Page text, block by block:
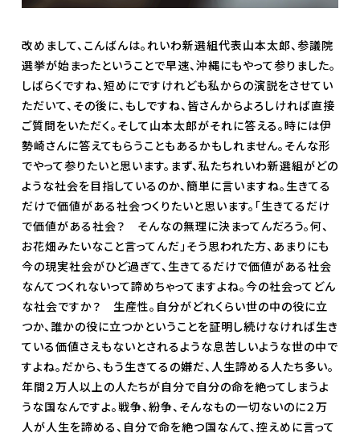
改めまして、こんばんは。れいわ新選組代表山本太郎、参議院
選挙が始まったということで早速、沖縄にもやって参りました。
しばらくですね、短めにですけれども私からの演説をさせてい
ただいて、その後に、もしですね、皆さんからよろしければ直接
ご質問をいただく。そして山本太郎がそれに答える。時には伊
勢崎さんに答えてもらうこともあるかもしれません。そんな形
でやって参りたいと思います。まず、私たちれいわ新選組がどの
ような社会を目指しているのか、簡単に言いますね。生きてる
だけで価値がある社会つくりたいと思います。「生きてるだけ
で価値がある社会？ そんなの無理に決まってんだろう。何、
お花畑みたいなこと言ってんだ」そう思われた方、あまりにも
今の現実社会がひど過ぎて、生きてるだけで価値がある社会
なんてつくれないって諦めちゃってますよね。今の社会ってどん
な社会ですか？ 生産性。自分がどれくらい世の中の役に立
つか、誰かの役に立つかということを証明し続けなければ生き
ている価値さえもないとされるような息苦しいような世の中で
すよね。だから、もう生きてるの嫌だ、人生諦める人たち多い。
年間２万人以上の人たちが自分で自分の命を絶ってしまうよ
うな国なんですよ。戦争、紛争、そんなもの一切ないのに２万
人が人生を諦める、自分で命を絶つ国なんて、控えめに言って